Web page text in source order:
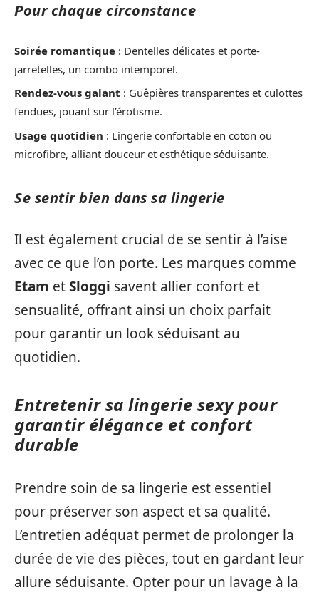
Pour chaque circonstance
Soirée romantique : Dentelles délicates et porte-
jarretelles, un combo intemporel.
Rendez-vous galant : Guêpières transparentes et culottes
fendues, jouant sur l’érotisme.
Usage quotidien : Lingerie confortable en coton ou
microfibre, alliant douceur et esthétique séduisante.
Se sentir bien dans sa lingerie
Il est également crucial de se sentir à l’aise
avec ce que l’on porte. Les marques comme
Etam etSloggi savent allier confort et
sensualité, offrant ainsi un choix parfait
pour garantir un look séduisant au
quotidien.
Entretenir sa lingerie sexy pour
garantir élégance et confort
durable
Prendre soin de sa lingerie est essentiel
pour préserver son aspect et sa qualité.
L’entretien adéquat permet de prolonger la
durée de vie des pièces, tout en gardant leur
allure séduisante. Opter pour un lavage à la